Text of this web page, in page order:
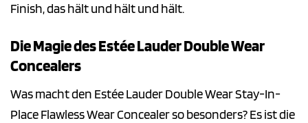
Finish, das hält und hält und hält.
Die Magie des Estée Lauder Double Wear
Concealers
Was macht den Estée Lauder Double Wear Stay-In-
Place Flawless Wear Concealer so besonders? Es ist die